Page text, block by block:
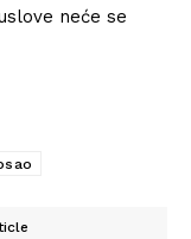
neće se